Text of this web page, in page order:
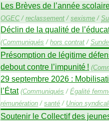
Les Brèves de l’année
OGEC /reclassement /sexisme /
Déclin de la qualité de
(Communiqués /hors contrat /
Présomption de légitime
debout contre l’impunité ! (
29 septembre 2026 :
l’État (Communiqués /Égalité
rémunération /santé / Union
Soutenir le Collectif des